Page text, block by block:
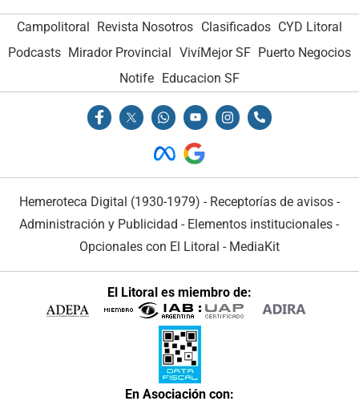
Campolitoral Revista Nosotros Clasificados CYD Litoral
Podcasts Mirador Provincial VivíMejor SF Puerto Negocios
Notife
Educacion SF
Hemeroteca Digital (1930-1979) - Receptorías de avisos -
Administración y Publicidad - Elementos institucionales -
Opcionales con El Litoral - MediaKit
El Litoral es miembro de:
En Asociación con: